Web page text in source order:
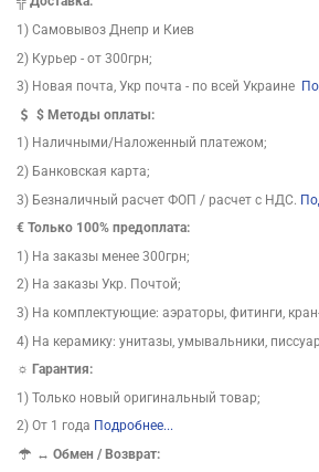
1) Самовывоз Днепр и Киев
2) Курьер - от 300грн;
3) Новая почта, Укр почта - по всей Украине
$Методы оплаты:
1) Наличными/Наложенный платежом;
2) Банковская карта;
3) Безналичный расчет ФОП / расчет с НДС.
€ Только 100% предоплата:
1) На заказы менее 300грн;
2) На заказы Укр. Почтой;
3) На комплектующие: аэраторы, фитинги,
4) На керамику: унитазы, умывальники,
☼ Гарантия:
1) Только новый оригинальный товар;
2) От 1 года Подробнее...
↔Обмен / Возврат: